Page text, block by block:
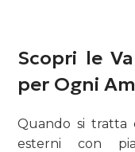
Scopri le
per Ogni
Quando si tratta
esterni con